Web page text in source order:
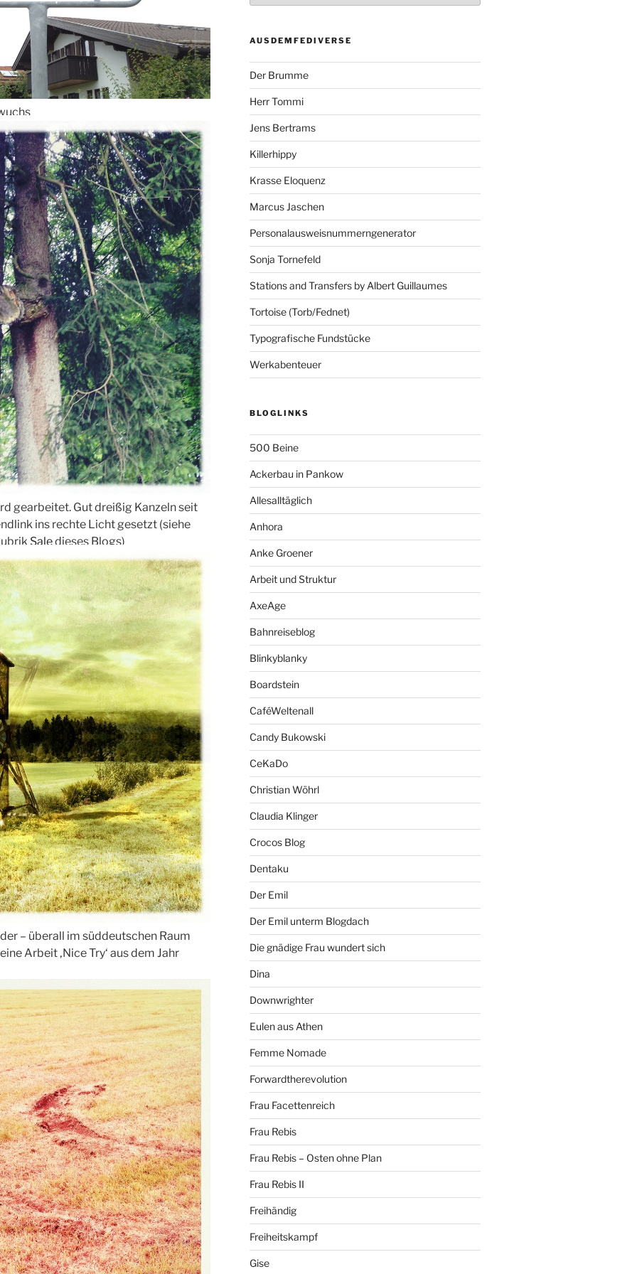
gearbeitet. Gut dreißig Kanzeln seit
ins rechte Licht gesetzt (siehe
Saledieses Blogs)
– überall im süddeutschen Raum
Arbeit ‚Nice Try‘ aus dem Jahr
AUSDEMFEDIVERSE
Der Brumme
Herr Tommi
Jens Bertrams
Killerhippy
Krasse Eloquenz
Marcus Jaschen
Personalausweisnummerngenerator
Sonja Tornefeld
Stations and Transfers by Albert Guillaumes
Tortoise (Torb/Fednet)
Typografische Fundstücke
Werkabenteuer
BLOGLINKS
500 Beine
Ackerbau in Pankow
Allesalltäglich
Anhora
Anke Groener
Arbeit und Struktur
AxeAge
Bahnreiseblog
Blinkyblanky
Boardstein
CaféWeltenall
Candy Bukowski
CeKaDo
Christian Wöhrl
Claudia Klinger
Crocos Blog
Dentaku
Der Emil
Der Emil unterm Blogdach
Die gnädige Frau wundert sich
Dina
Downwrighter
Eulen aus Athen
Femme Nomade
Forwardtherevolution
Frau Facettenreich
Frau Rebis
Frau Rebis – Osten ohne Plan
Frau Rebis II
Freihändig
Freiheitskampf
Gise